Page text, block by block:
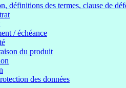
définitions des termes, clause de
/ échéance
du produit
des données